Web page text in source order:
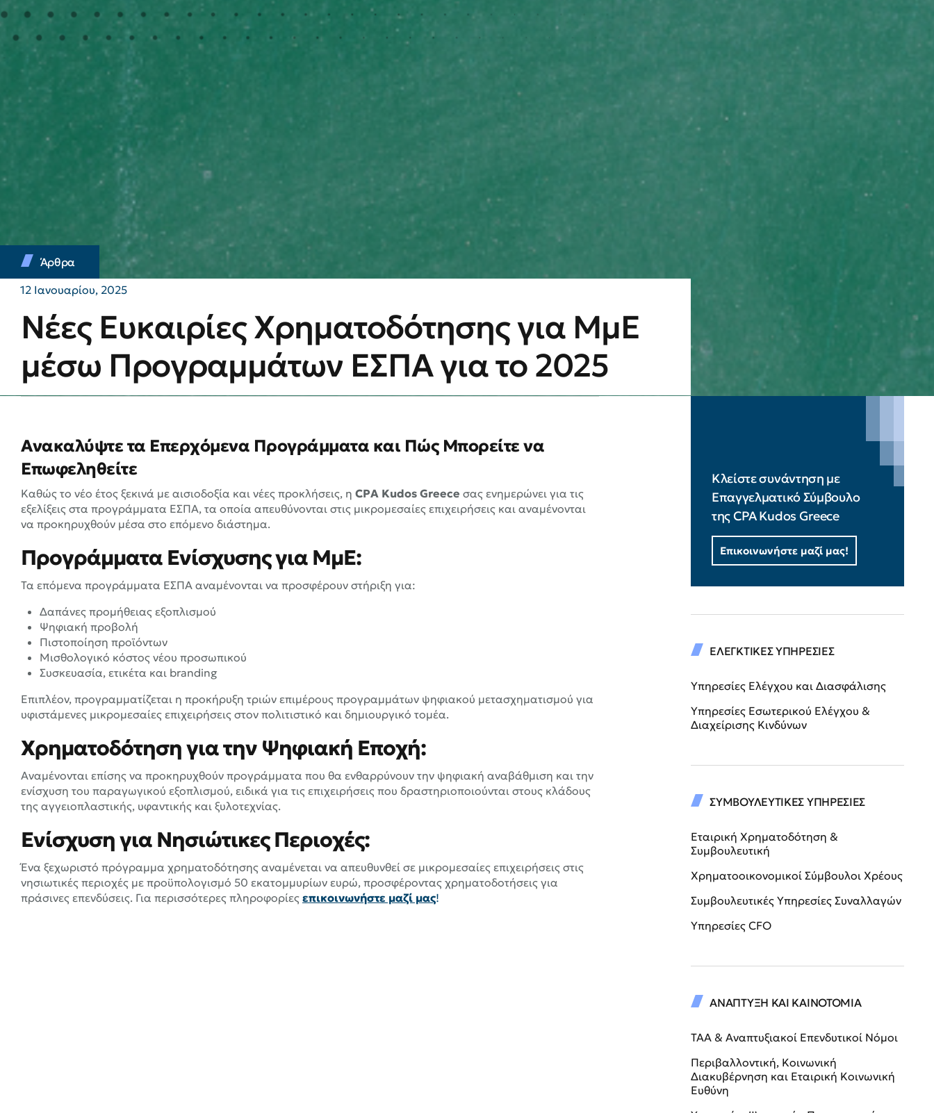
Άρθρα
12 Ιανουαρίου, 2025
Νέες Ευκαιρίες Χρηματοδότησης για ΜμΕ
μέσω Προγραμμάτων ΕΣΠΑ για το 2025
Ανακαλύψτε τα Επερχόμενα Προγράμματα και Πώς Μπορείτε να
Επωφεληθείτε
Καθώς το νέο έτος ξεκινά με αισιοδοξία και νέες προκλήσεις, η CPA Kudos Greece σας ενημερώνει για τις
εξελίξεις στα προγράμματα ΕΣΠΑ, τα οποία απευθύνονται στις μικρομεσαίες επιχειρήσεις και αναμένονται
να προκηρυχθούν μέσα στο επόμενο διάστημα.
Προγράμματα Ενίσχυσης για ΜμΕ:
Τα επόμενα προγράμματα ΕΣΠΑ αναμένονται να προσφέρουν στήριξη για:
Δαπάνες προμήθειας εξοπλισμού
Ψηφιακή προβολή
Πιστοποίηση προϊόντων
Μισθολογικό κόστος νέου προσωπικού
Συσκευασία, ετικέτα και branding
Επιπλέον, προγραμματίζεται η προκήρυξη τριών επιμέρους προγραμμάτων ψηφιακού μετασχηματισμού για
υφιστάμενες μικρομεσαίες επιχειρήσεις στον πολιτιστικό και δημιουργικό τομέα.
Χρηματοδότηση για την Ψηφιακή Εποχή:
Αναμένονται επίσης να προκηρυχθούν προγράμματα που θα ενθαρρύνουν την ψηφιακή αναβάθμιση και την
ενίσχυση του παραγωγικού εξοπλισμού, ειδικά για τις επιχειρήσεις που δραστηριοποιούνται στους κλάδους
της αγγειοπλαστικής, υφαντικής και ξυλοτεχνίας.
Ενίσχυση για Νησιώτικες Περιοχές:
Ένα ξεχωριστό πρόγραμμα χρηματοδότησης αναμένεται να απευθυνθεί σε μικρομεσαίες επιχειρήσεις στις
νησιωτικές περιοχές με προϋπολογισμό 50 εκατομμυρίων ευρώ, προσφέροντας χρηματοδοτήσεις για
πράσινες επενδύσεις. Για περισσότερες πληροφορίες επικοινωνήστε μαζί μας!
Κλείστε συνάντηση με
Επαγγελματικό Σύμβουλο
της CPA Kudos Greece
Επικοινωνήστε μαζί μας!
ΕΛΕΓΚΤΙΚΕΣ ΥΠΗΡΕΣΙΕΣ
Υπηρεσίες Ελέγχου και Διασφάλισης
Υπηρεσίες Εσωτερικού Ελέγχου &
Διαχείρισης Κινδύνων
ΣΥΜΒΟΥΛΕΥΤΙΚΕΣ ΥΠΗΡΕΣΙΕΣ
Εταιρική Χρηματοδότηση &
Συμβουλευτική
Χρηματοοικονομικοί Σύμβουλοι Χρέους
Συμβουλευτικές Υπηρεσίες Συναλλαγών
Υπηρεσίες CFO
ΑΝΑΠΤΥΞΗ ΚΑΙ ΚΑΙΝΟΤΟΜΙΑ
ΤΑΑ & Αναπτυξιακοί Επενδυτικοί Νόμοι
Περιβαλλοντική, Κοινωνική
Διακυβέρνηση και Εταιρική Κοινωνική
Ευθύνη